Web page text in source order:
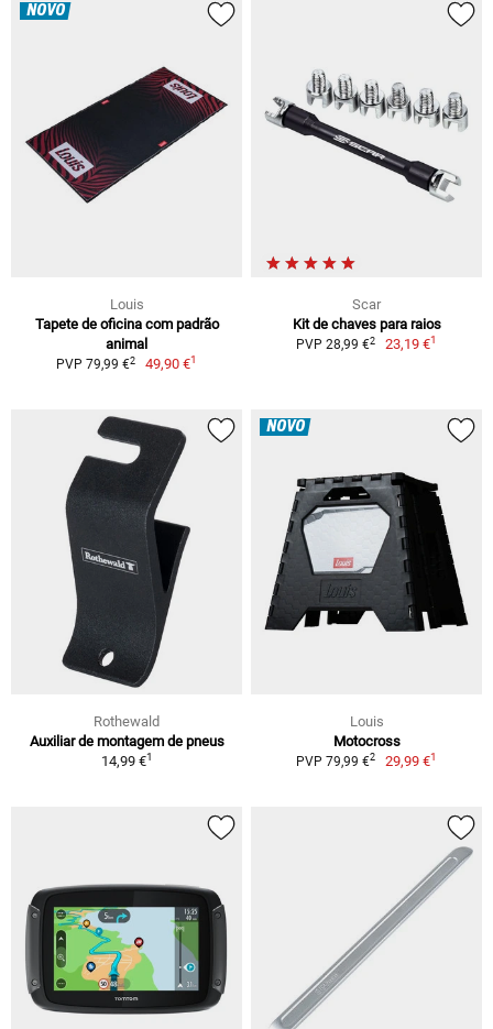
NOVO
Louis
Tapete de oficina com padrão
animal
PVP 79,99 €2 49,90 €1
Scar
Kit de chaves para raios
PVP 28,99 €2 23,19 €1
Rothewald
Auxiliar de montagem de pneus
14,99 €1
NOVO
Louis
Motocross
PVP 79,99 €2 29,99 €1